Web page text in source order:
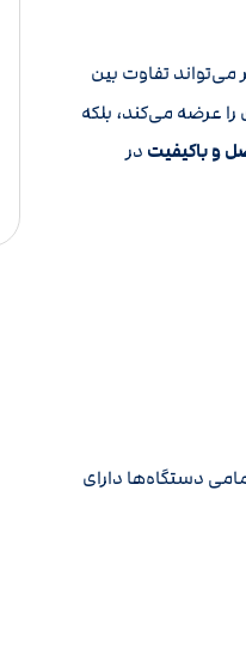
می‌تواند تفاوت بین
عرضه می‌کند، بلکه
و باکیفیت در
دستگاه‌ها دارای